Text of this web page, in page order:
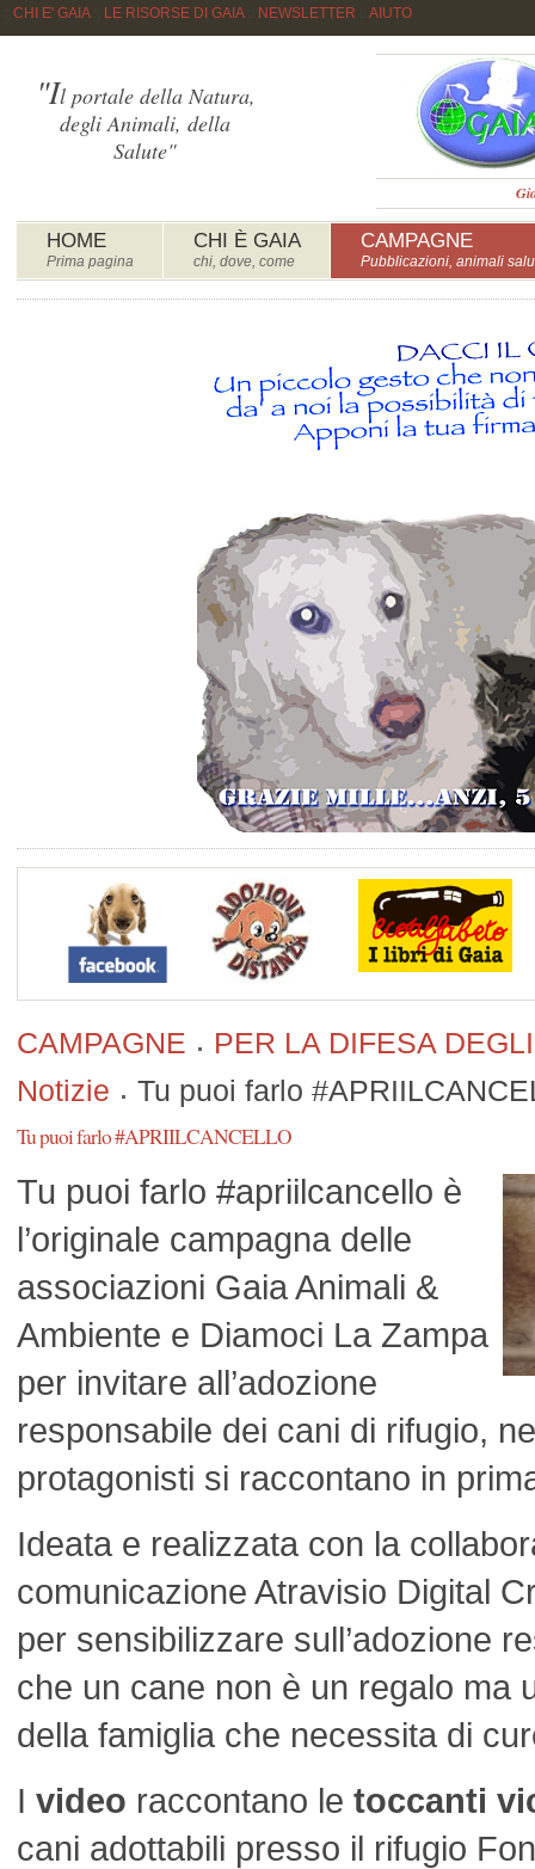
CHI E' GAIA:: LE RISORSE DI GAIA:: NEWSLETTER AIUTO
HOME
Prima pagina
CHI È GAIA
chi, dove, come
CAMPAGNE
Pubblicazioni, animali
"Il portale della Natura,
degli Animali, della
Salute"
CAMPAGNE
PER LA DIFESA
Notizie
Tu puoi farlo
Tu puoi farlo #APRIILCANCELLO
Tu puoi farlo #apriilcancello è
l’originale campagna delle
associazioni Gaia Animali &
Ambiente e Diamoci La Zampa
per invitare all’adozione
responsabile dei cani di rifugio,
protagonisti si raccontano in
Ideata e realizzata con la
comunicazione Atravisio Digital
per sensibilizzare sull’adozione
che un cane non è un regalo ma
della famiglia che necessita di
I video raccontano le toccanti
cani adottabili presso il rifugio